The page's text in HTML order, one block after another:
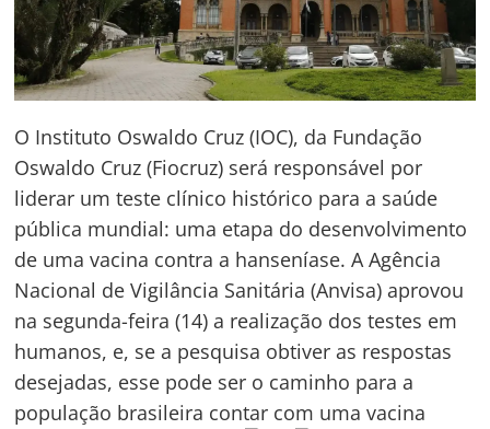
O Instituto Oswaldo Cruz (IOC), da Fundação
Oswaldo Cruz (Fiocruz) será responsável por
liderar um teste clínico histórico para a saúde
pública mundial: uma etapa do desenvolvimento
de uma vacina contra a hanseníase. A Agência
Nacional de Vigilância Sanitária (Anvisa) aprovou
na segunda-feira (14) a realização dos testes em
humanos, e, se a pesquisa obtiver as respostas
desejadas, esse pode ser o caminho para a
população brasileira contar com uma vacina